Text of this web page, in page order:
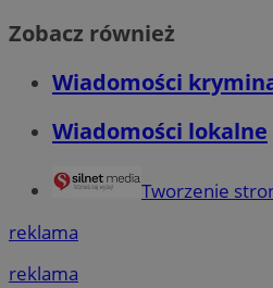
Zobacz również
Wiadomości
Wiadomości lokalne
Tworzenie
reklama
reklama